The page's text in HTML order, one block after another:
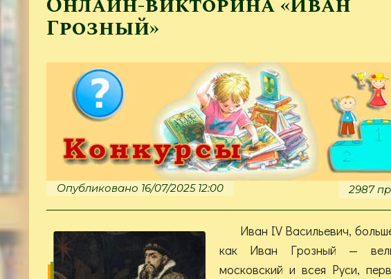
Грозный»
Опубликовано 16/07/2025 12:00 2987
Иван IV Васильевич,
как Иван Грозный —
московский и всея Руси,